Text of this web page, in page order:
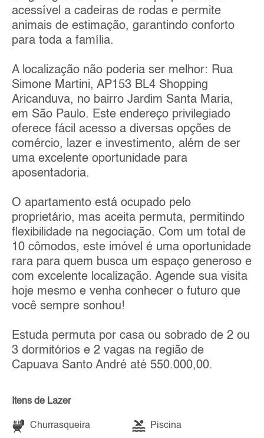
acessível a cadeiras de rodas e permite
animais de estimação, garantindo conforto
para toda a família.
A localização não poderia ser melhor: Rua
Simone Martini, AP153 BL4 Shopping
Aricanduva, no bairro Jardim Santa Maria,
em São Paulo. Este endereço privilegiado
oferece fácil acesso a diversas opções de
comércio, lazer e investimento, além de ser
uma excelente oportunidade para
aposentadoria.
O apartamento está ocupado pelo
proprietário, mas aceita permuta, permitindo
flexibilidade na negociação. Com um total de
10 cômodos, este imóvel é uma oportunidade
rara para quem busca um espaço generoso e
com excelente localização. Agende sua visita
hoje mesmo e venha conhecer o futuro que
você sempre sonhou!
Estuda permuta por casa ou sobrado de 2 ou
3 dormitórios e 2 vagas na região de
Capuava Santo André até 550.000,00.
Itens de Lazer
Churrasqueira Piscina